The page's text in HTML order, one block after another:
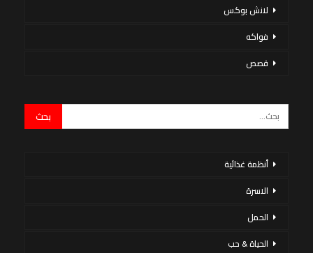
لانش بوكس
فواكه
قصص
أنظمة غذائية
الاسرة
الحمل
الحياة & حب